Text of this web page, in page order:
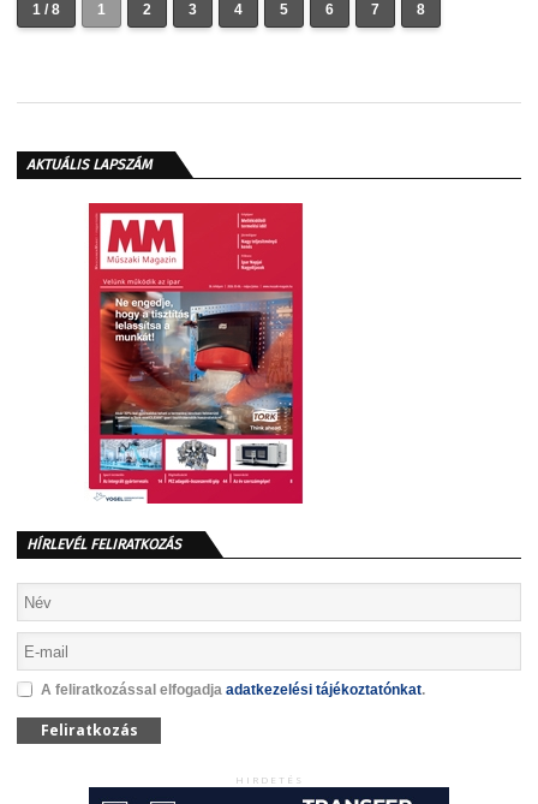
1 / 8 1 2 3 4 5 6 7 8
AKTUÁLIS LAPSZÁM
HÍRLEVÉL FELIRATKOZÁS
A feliratkozással elfogadja adatkezelési tájékoztatónkat.
Feliratkozás
HIRDETÉS